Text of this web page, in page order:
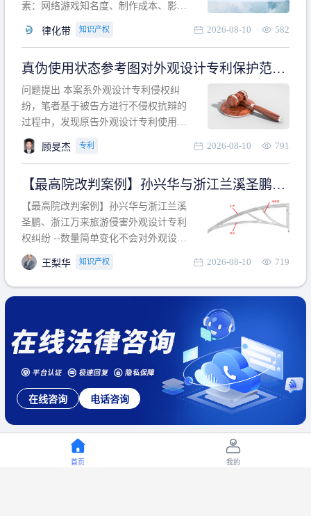
素：网络游戏知名度、制作成本、影响
利角度因素：被诉侵权游戏销售数量、
人数、活跃人数、市场占用率；（3）被
告主观因素：被告的主观恶意、是否明
知或应知、是否有
律化带 知识产权 2026-08-10 582
真伪使用状态参考图对外观设计专利保护范围
的影响
问题提出 本案系外观设计专利侵权纠
纷，笔者基于被告方进行不侵权抗辩的
过程中，发现原告外观设计专利使用状
态参考图中的外观设计与被告涉案商品
的视觉效果存在显著区别。故就使用状
保护范围确定进行了研究，将办案体会
与研究过程记录如下： 简要结论： 笔者
提出使用状态参考图应以
顾旻杰 专利 2026-08-10 791
【最高院改判案例】孙兴华与浙江兰溪圣鹏、
浙江万来旅游侵害外观设计专利权纠纷
【最高院改判案例】孙兴华与浙江兰溪
圣鹏、浙江万来旅游侵害外观设计专利
权纠纷 --数量简单变化不会对外观设计
产生视觉影响，及现有设计抗辩与专利
无效再审改判可以执行回转 【承办律
师】 王梨华 浙江杭知桥律师事务所 【案
民再2
王梨华 知识产权 2026-08-10 719
在线咨询 电话咨询
首页 我的